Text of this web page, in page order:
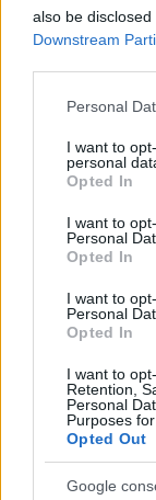
also be
Downstream
Please note that
not limited to
grant or deny
use your data
consent section.
Personal
I want to
personal
Opted In
I want to
Personal
Opted In
I want to
Personal
Opted In
I want to
Retention,
Personal
Purposes
Opted Out
Google
Η OpenAI
μαθηματικά